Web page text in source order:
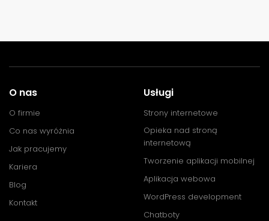
O nas
O firmie
Co nas wyróżnia
Jak pracujemy
Kariera
Blog
Kontakt
Usługi
Strony internetowe
Opieka nad stroną
internetową
Tworzenie aplikacji mobilnej
Aplikacja webowa
WordPress development
Chatboty